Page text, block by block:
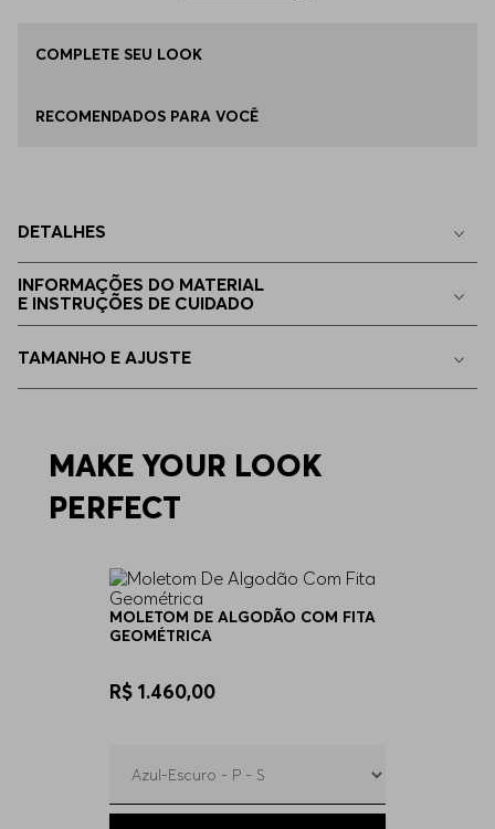
M - M
EG - XL
EGG Indisponível
COMPLETE SEU LOOK
RECOMENDADOS PARA VOCÊ
DETALHES
INFORMAÇÕES DO MATERIAL
E INSTRUÇÕES DE CUIDADO
TAMANHO E AJUSTE
MAKE YOUR LOOK
PERFECT
MOLETOM DE ALGODÃO COM FITA
GEOMÉTRICA
R$ 1.460,00